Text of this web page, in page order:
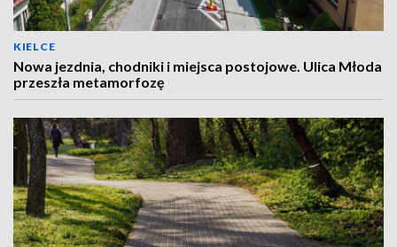
KIELCE
Nowa jezdnia, chodniki i miejsca postojowe. Ulica Młoda
przeszła metamorfozę